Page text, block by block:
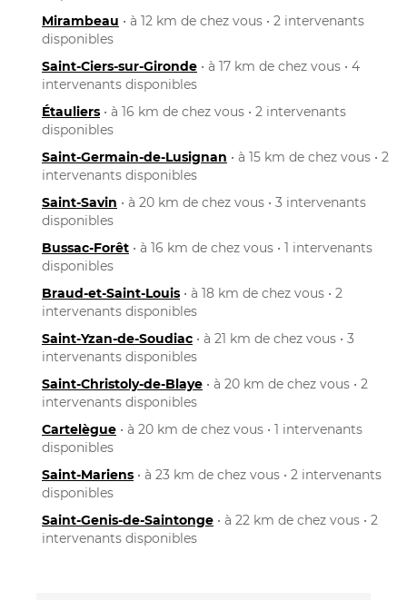
Mirambeau • à 12 km de chez vous • 2 intervenants
disponibles
Saint-Ciers-sur-Gironde • à 17 km de chez vous • 4
intervenants disponibles
Étauliers • à 16 km de chez vous • 2 intervenants
disponibles
Saint-Germain-de-Lusignan • à 15 km de chez vous • 2
intervenants disponibles
Saint-Savin • à 20 km de chez vous • 3 intervenants
disponibles
Bussac-Forêt • à 16 km de chez vous • 1 intervenants
disponibles
Braud-et-Saint-Louis • à 18 km de chez vous • 2
intervenants disponibles
Saint-Yzan-de-Soudiac • à 21 km de chez vous • 3
intervenants disponibles
Saint-Christoly-de-Blaye • à 20 km de chez vous • 2
intervenants disponibles
Cartelègue • à 20 km de chez vous • 1 intervenants
disponibles
Saint-Mariens • à 23 km de chez vous • 2 intervenants
disponibles
Saint-Genis-de-Saintonge • à 22 km de chez vous • 2
intervenants disponibles